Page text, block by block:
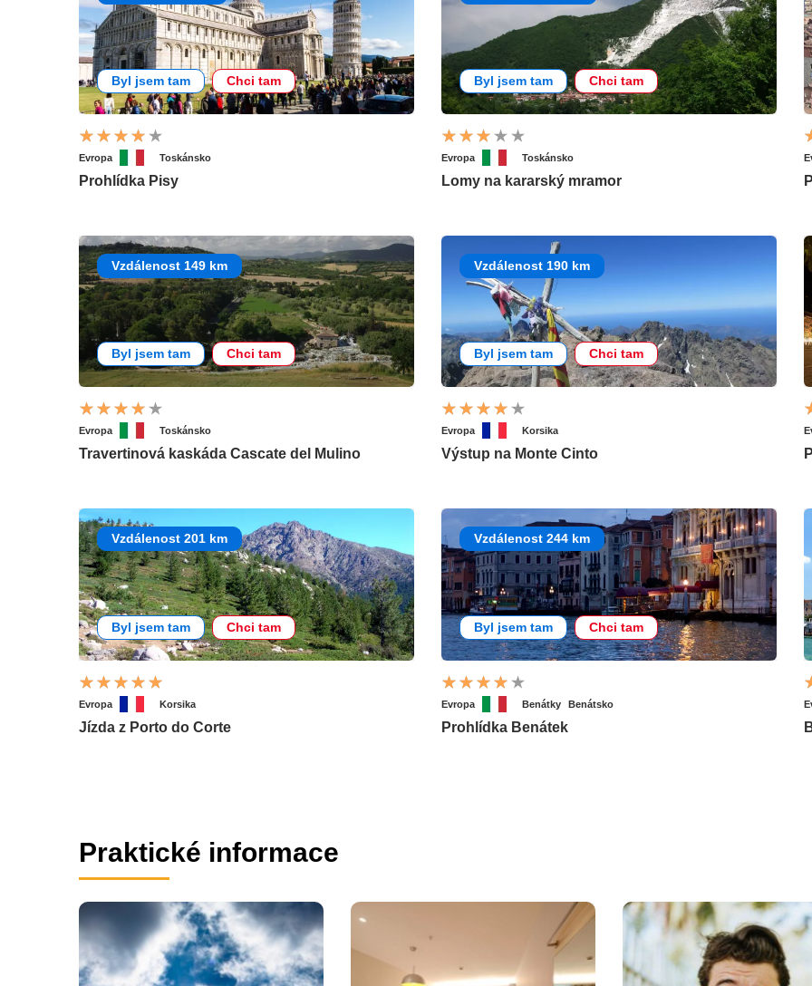
Byl jsem tam Chci tam
Evropa Toskánsko
Prohlídka Pisy
Byl jsem tam Chci tam
Evropa Toskánsko
Lomy na kararský mramor
Vzdálenost 149 km
Byl jsem tam Chci tam
Evropa Toskánsko
Travertinová kaskáda Cascate del Mulino
Vzdálenost 190 km
Byl jsem tam Chci tam
Evropa Korsika
Výstup na Monte Cinto
Vzdálenost 201 km
Byl jsem tam Chci tam
Evropa Korsika
Jízda z Porto do Corte
Vzdálenost 244 km
Byl jsem tam Chci tam
Evropa Benátky Benátsko
Prohlídka Benátek
Praktické informace